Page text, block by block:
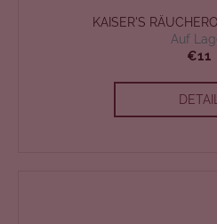
KAISER'S
Auf
€11
DETAIL